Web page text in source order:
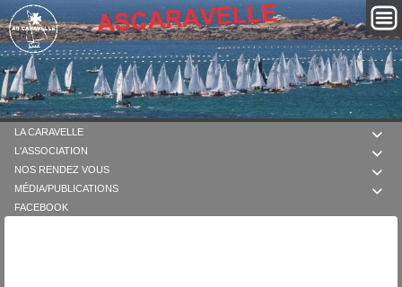

LA CARAVELLE

L'ASSOCIATION

NOS RENDEZ VOUS

MÉDIA/PUBLICATIONS
FACEBOOK